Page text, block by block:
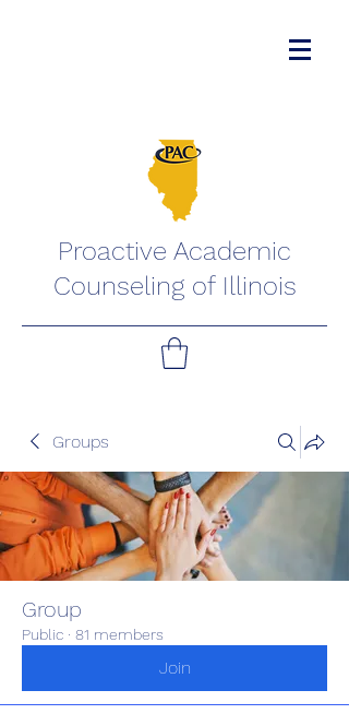
Proactive Academic
Counseling of Illinois
Groups
Group
Public · 81 members
Join